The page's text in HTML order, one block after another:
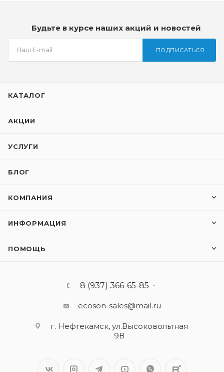
Будьте в курсе наших акций и новостей
ПОДПИСАТЬСЯ
КАТАЛОГ
АКЦИИ
УСЛУГИ
БЛОГ
КОМПАНИЯ
ИНФОРМАЦИЯ
ПОМОЩЬ
8 (937) 366-65-85
ecoson-sales@mail.ru
г. Нефтекамск, ул.Высоковольтная
9В